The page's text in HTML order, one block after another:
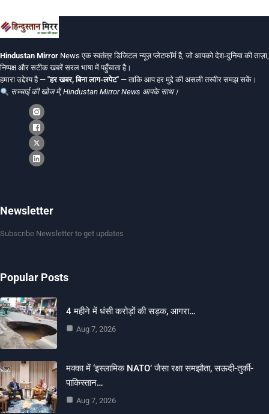
Hindustan Mirror News एक स्वतंत्र डिजिटल न्यूज़ प्लेटफॉर्म है, जो आपको देश-दुनिया की ताज़ा,
निष्पक्ष और सटीक खबरें सरल भाषा में पहुँचाता है।
हमारा उद्देश्य है — "हर खबर, बिना लाग-लपेट" — ताकि आप हर मुद्दे की असली तस्वीर समझ सकें।
सच्चाई की खोज में, Hindustan Mirror News आपके साथ।
Newsletter
Subscribe Newsletter to get updates
Popular Posts
4 महीने में धंसी करोड़ों की सड़क, आगरा…
Aug 7, 2026
मक्का में ‘इस्लामिक NATO’ जैसा रक्षा समझौता, सऊदी-तुर्की-
पाकिस्तान…
Aug 7, 2026